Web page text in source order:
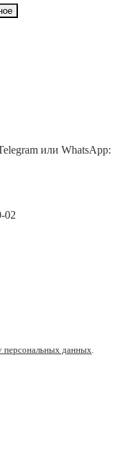
или WhatsApp:
02
персональных данных.